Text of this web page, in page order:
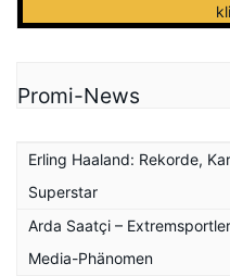
Promi-News
Erling Haaland: Rekorde,
Superstar
Arda Saatçi –
Media-Phänomen